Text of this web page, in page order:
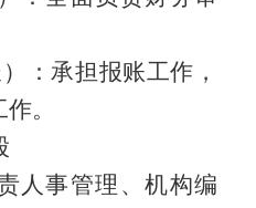
：承担报账工作，
。
人事管理、机构编